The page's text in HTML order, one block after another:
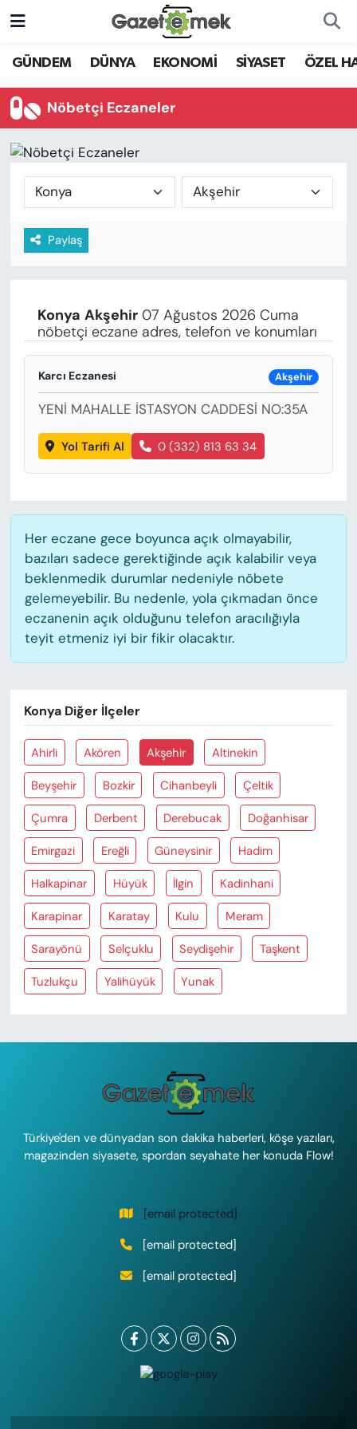
GÜNDEM DÜNYA EKONOMİ SİYASET ÖZEL
Nöbetçi Eczaneler
Paylaş
Konya Akşehir07 Ağustos 2026 Cuma
nöbetçi eczane adres, telefon ve konumları
Karcı Eczanesi Akşehir
YENİ MAHALLE İSTASYON CADDESİ NO:35A
Yol Tarifi Al 0 (332) 813 63 34
Her eczane gece boyunca açık olmayabilir,
bazıları sadece gerektiğinde açık kalabilir veya
beklenmedik durumlar nedeniyle nöbete
gelemeyebilir. Bu nedenle, yola çıkmadan önce
eczanenin açık olduğunu telefon aracılığıyla
teyit etmeniz iyi bir fikir olacaktır.
Konya Diğer İlçeler
Ahirli Akören Akşehir Altinekin
Beyşehir Bozkir Cihanbeyli Çeltik
Çumra Derbent Derebucak Doğanhisar
Emirgazi Ereğli Güneysinir Hadim
Halkapinar Hüyük İlgin Kadinhani
Karapinar Karatay Kulu Meram
Sarayönü Selçuklu Seydişehir Taşkent
Tuzlukçu Yalihüyük Yunak
Türkiye'den ve dünyadan son dakika haberleri, köşe yazıları,
magazinden siyasete, spordan seyahate her konuda Flow!
[email protected]
[email protected]
[email protected]
DÜNYA
EKONOMİ
YENİ MEDYADA EMEK
GAZETECİLİĞİNİ GELİŞTİRMEK
FAYDALI BİLGİLER
EĞİTİM
SAĞLIK
SPOR
ÖZEL HABER
YAZAR KÖŞESİ
SİYASET
Nöbetçi Eczaneler
Hava Durumu
Trafik Durumu
Haber Arşivi